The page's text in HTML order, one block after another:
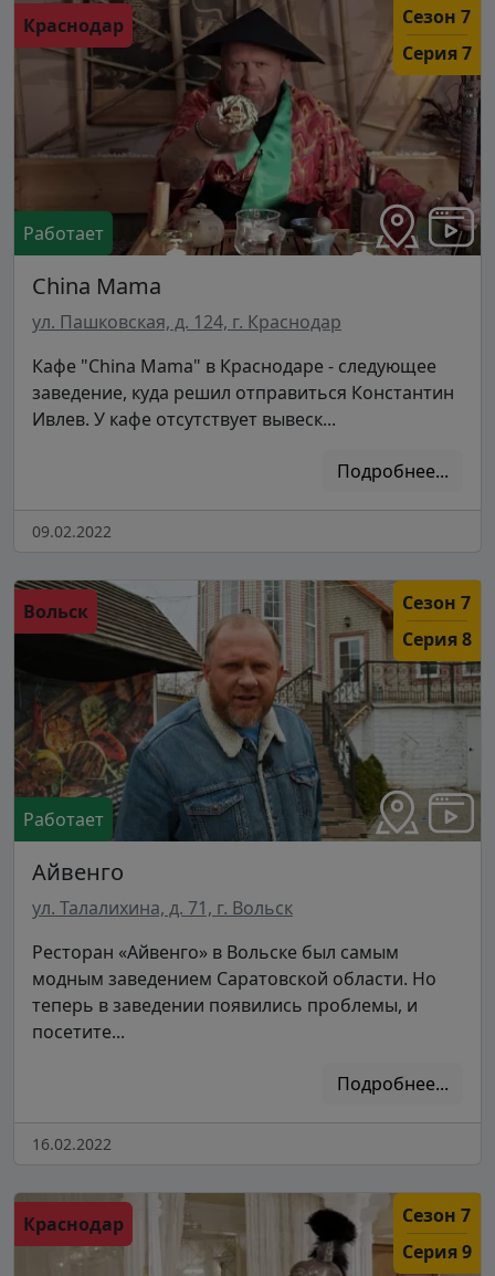
Краснодар
Сезон 7
Серия 7
Работает
China Mama
ул. Пашковская, д. 124, г. Краснодар
Кафе "China Mama" в Краснодаре - следующее
заведение, куда решил отправиться Константин
Ивлев. У кафе отсутствует вывеск...
Подробнее...
09.02.2022
Вольск
Сезон 7
Серия 8
Работает
Айвенго
ул. Талалихина, д. 71, г. Вольск
Ресторан «Айвенго» в Вольске был самым
модным заведением Саратовской области. Но
теперь в заведении появились проблемы, и
посетите...
Подробнее...
16.02.2022
Краснодар
Сезон 7
Серия 9